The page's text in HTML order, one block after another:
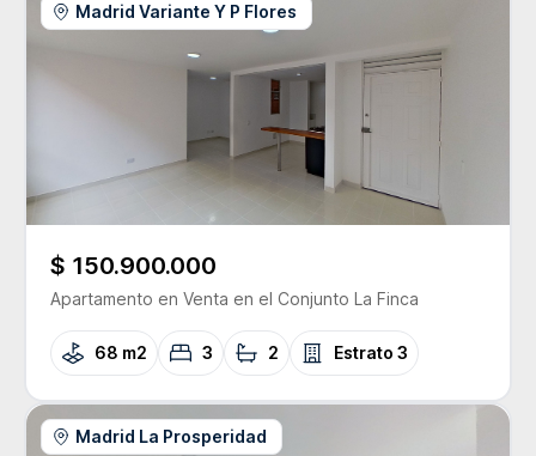
Madrid Variante Y P Flores
$ 150.900.000
Apartamento en Venta en el Conjunto La Finca
68 m2 3 2 Estrato 3
Madrid La Prosperidad